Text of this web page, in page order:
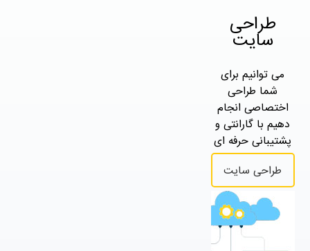
طراحی
سایت
می توانیم برای
شما طراحی
اختصاصی انجام
دهیم با گارانتی و
پشتیبانی حرفه ای
طراحی سایت